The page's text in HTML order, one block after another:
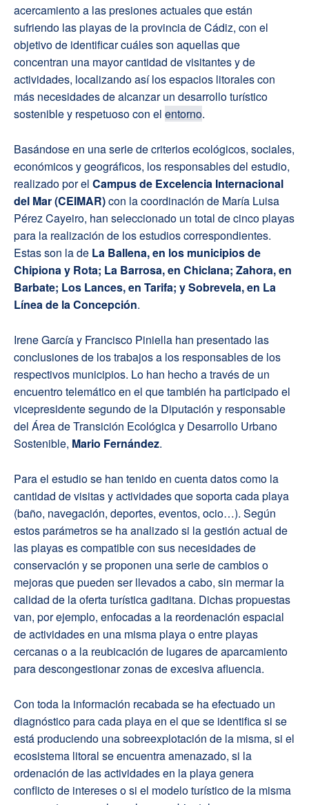
acercamiento a las presiones actuales que están
sufriendo las playas de la provincia de Cádiz, con el
objetivo de identificar cuáles son aquellas que
concentran una mayor cantidad de visitantes y de
actividades, localizando así los espacios litorales con
más necesidades de alcanzar un desarrollo turístico
sostenible y respetuoso con el entorno.
Basándose en una serie de criterios ecológicos, sociales,
económicos y geográficos, los responsables del estudio,
realizado por el Campus de Excelencia Internacional
del Mar (CEIMAR)con la coordinación de María Luisa
Pérez Cayeiro, han seleccionado un total de cinco playas
para la realización de los estudios correspondientes.
Estas son la de La Ballena, en los municipios de
Chipiona y Rota; La Barrosa, en Chiclana; Zahora, en
Barbate; Los Lances, en Tarifa; y Sobrevela, en La
Línea de la Concepción.
Irene García y Francisco Piniella han presentado las
conclusiones de los trabajos a los responsables de los
respectivos municipios. Lo han hecho a través de un
encuentro telemático en el que también ha participado el
vicepresidente segundo de la Diputación y responsable
del Área de Transición Ecológica y Desarrollo Urbano
Sostenible, Mario Fernández.
Para el estudio se han tenido en cuenta datos como la
cantidad de visitas y actividades que soporta cada playa
(baño, navegación, deportes, eventos, ocio…). Según
estos parámetros se ha analizado si la gestión actual de
las playas es compatible con sus necesidades de
conservación y se proponen una serie de cambios o
mejoras que pueden ser llevados a cabo, sin mermar la
calidad de la oferta turística gaditana. Dichas propuestas
van, por ejemplo, enfocadas a la reordenación espacial
de actividades en una misma playa o entre playas
cercanas o a la reubicación de lugares de aparcamiento
para descongestionar zonas de excesiva afluencia.
Con toda la información recabada se ha efectuado un
diagnóstico para cada playa en el que se identifica si se
está produciendo una sobreexplotación de la misma, si el
ecosistema litoral se encuentra amenazado, si la
ordenación de las actividades en la playa genera
conflicto de intereses o si el modelo turístico de la misma